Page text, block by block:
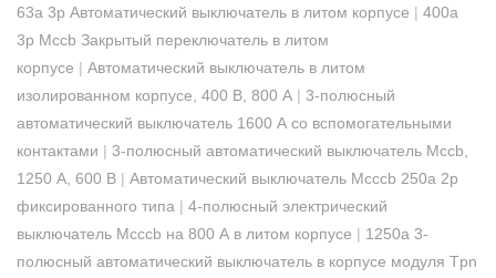
63a 3p Автоматический выключатель в литом корпусе | 400a
3p Mccb Закрытый переключатель в литом
корпусе | Автоматический выключатель в литом
изолированном корпусе, 400 В, 800 А | 3-полюсный
автоматический выключатель 1600 А со вспомогательными
контактами | 3-полюсный автоматический выключатель Mccb,
1250 А, 600 В | Автоматический выключатель Mcccb 250a 2p
фиксированного типа | 4-полюсный электрический
выключатель Mcccb на 800 А в литом корпусе | 1250a 3-
полюсный автоматический выключатель в корпусе модуля Tpn